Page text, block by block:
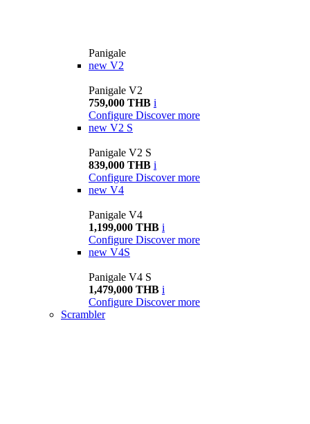
Panigale
new V2
Panigale V2
759,000 THB i
Configure Discover more
new V2 S
Panigale V2 S
839,000 THB i
Configure Discover more
new V4
Panigale V4
1,199,000 THB i
Configure Discover more
new V4S
Panigale V4 S
1,479,000 THB i
Configure Discover more
Scrambler